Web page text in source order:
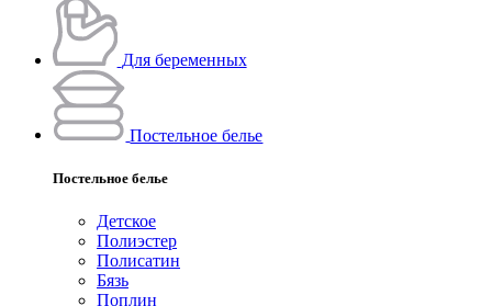
Для беременных
Постельное белье
Постельное белье
Детское
Полиэстeр
Полисатин
Бязь
Поплин